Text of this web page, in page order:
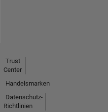
Trust
Center
Handelsmarken
Datenschutz-
Richtlinien